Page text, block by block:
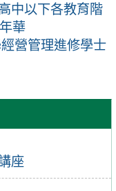
座
中以下各教育階
華
營管理進修學士